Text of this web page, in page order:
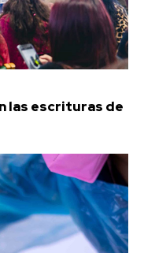
las escrituras de